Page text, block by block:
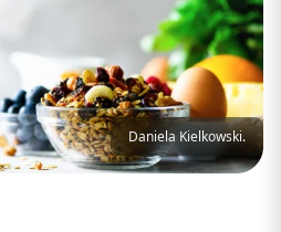
Daniela Kielkowski.